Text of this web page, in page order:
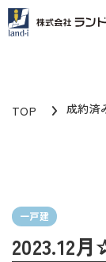
TOP 成約済
一戸建
2023.12